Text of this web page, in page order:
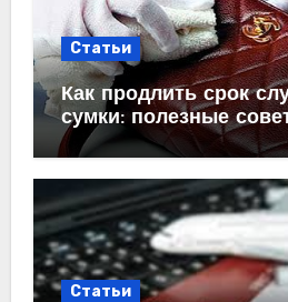
Статьи
Как продлить срок
сумки: полезные
Статьи